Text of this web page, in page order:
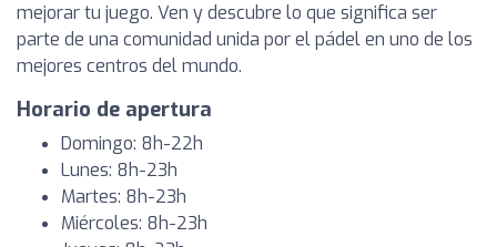
mejorar tu juego. Ven y descubre lo que significa ser
parte de una comunidad unida por el pádel en uno de los
mejores centros del mundo.
Horario de apertura
Domingo: 8h-22h
Lunes: 8h-23h
Martes: 8h-23h
Miércoles: 8h-23h